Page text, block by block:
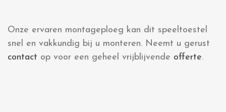
Onze ervaren montageploeg kan dit speeltoestel
snel en vakkundig bij u monteren. Neemt u gerust
contact op voor een geheel vrijblijvende offerte.